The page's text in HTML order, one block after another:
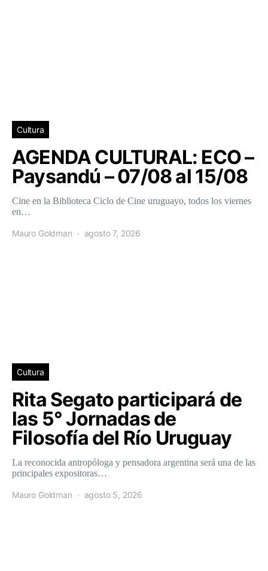
Cultura
AGENDA CULTURAL: ECO –
Paysandú – 07/08 al 15/08
Cine en la Biblioteca Ciclo de Cine uruguayo, todos los viernes
en…
Mauro Goldman agosto 7, 2026
Cultura
Rita Segato participará de
las 5° Jornadas de
Filosofía del Río Uruguay
La reconocida antropóloga y pensadora argentina será una de las
principales expositoras…
Mauro Goldman agosto 5, 2026